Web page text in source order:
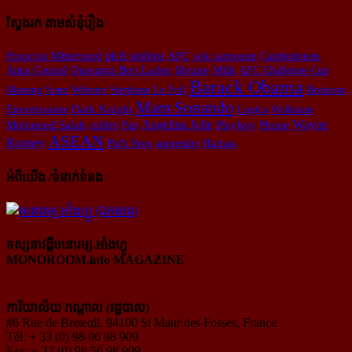
ស្វែងរក តាមសំនុំរឿង
François Mitterrand pich sophea AFC sok samoeun Cambodgiens
Anna Goutsol Oussama Ben Laden libraire Milk AFC Challenge-Cup
Moeung Sonn Webster Stéphane Le Foll Barack Obama Boisson
Energissante Dark Knight Mam Sonando Logica Walkman
Mohamed Salah collère Pap Angelina Jolie Playboy Phone Wayne
Rooney ASEAN Pich Sros apprendre Hamas
អំពីយើង /ទំនាក់ទំនង
ទស្សនាវដ្ដីមនោរម្យ.អាំងហ្វូ
MONOROOM.info MAGAZINE
ការិយាល័យ កណ្ដាល (រដ្ឋបាល)
#6 Rue de Breteuil, 94100 St Maur des Fosses, France
Tél: + 33 (0) 98 06 98 909